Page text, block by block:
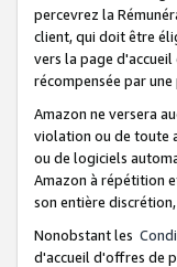
percevrez la
client, qui doit être
vers la page
récompensée par
Amazon ne versera
violation ou de toute
ou de logiciels
Amazon à répétition
son entière
Nonobstant les
d'accueil d'offres de